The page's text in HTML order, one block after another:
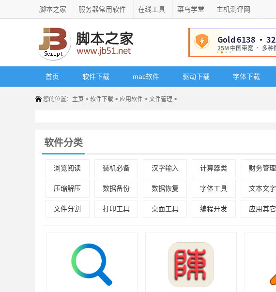
脚本之家 服务器常用软件 在线工具 菜鸟学堂 主机测评网
首页 软件下载 mac软件 驱动下载 字体下载
您的位置： 主页 > 软件下载 > 应用软件 > 文件管理 >
软件分类
浏览阅读 装机必备 汉字输入 计算器类 财务管理
压缩解压 数据备份 数据恢复 字体工具 文本文字
文件分割 打印工具 桌面工具 编程开发 应用其它